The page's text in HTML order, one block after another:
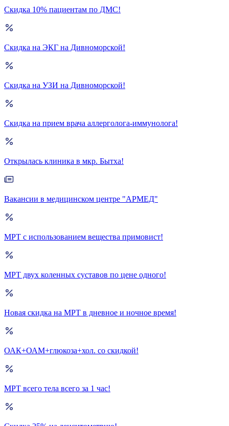
Скидка 10% пациентам по ДМС!
Скидка на ЭКГ на Дивноморской!
Скидка на УЗИ на Дивноморской!
Скидка на прием врача аллерголога-иммунолога!
Открылась клиника в мкр. Бытха!
Вакансии в медицинском центре "АРМЕД"
МРТ с использованием вещества примовист!
МРТ двух коленных суставов по цене одного!
Новая скидка на МРТ в дневное и ночное время!
ОАК+ОАМ+глюкоза+хол. со скидкой!
МРТ всего тела всего за 1 час!